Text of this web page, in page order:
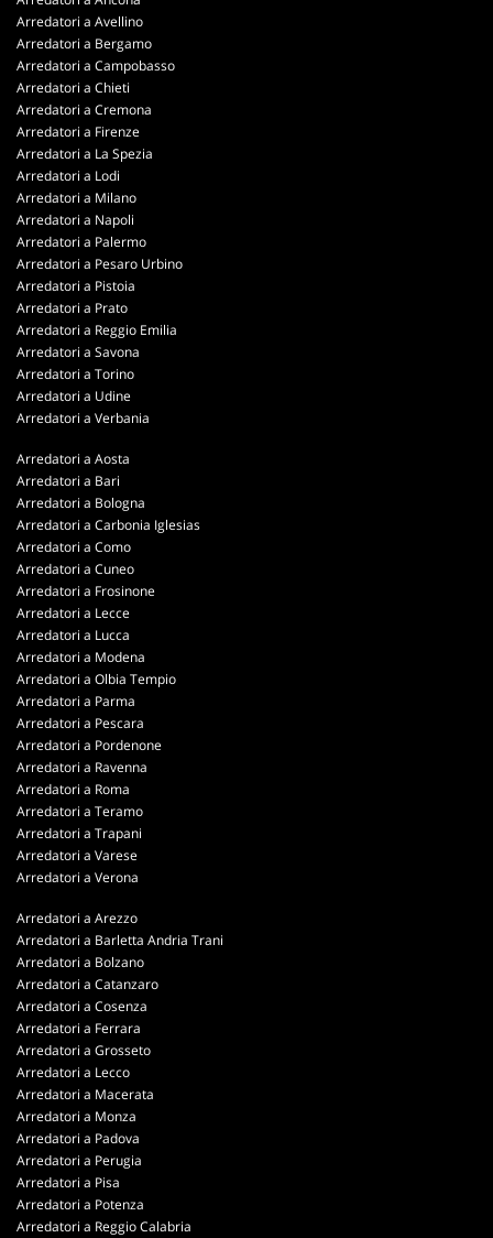
Arredatori a Avellino
Arredatori a Bergamo
Arredatori a Campobasso
Arredatori a Chieti
Arredatori a Cremona
Arredatori a Firenze
Arredatori a La Spezia
Arredatori a Lodi
Arredatori a Milano
Arredatori a Napoli
Arredatori a Palermo
Arredatori a Pesaro Urbino
Arredatori a Pistoia
Arredatori a Prato
Arredatori a Reggio Emilia
Arredatori a Savona
Arredatori a Torino
Arredatori a Udine
Arredatori a Verbania
Arredatori a Aosta
Arredatori a Bari
Arredatori a Bologna
Arredatori a Carbonia Iglesias
Arredatori a Como
Arredatori a Cuneo
Arredatori a Frosinone
Arredatori a Lecce
Arredatori a Lucca
Arredatori a Modena
Arredatori a Olbia Tempio
Arredatori a Parma
Arredatori a Pescara
Arredatori a Pordenone
Arredatori a Ravenna
Arredatori a Roma
Arredatori a Teramo
Arredatori a Trapani
Arredatori a Varese
Arredatori a Verona
Arredatori a Arezzo
Arredatori a Barletta Andria Trani
Arredatori a Bolzano
Arredatori a Catanzaro
Arredatori a Cosenza
Arredatori a Ferrara
Arredatori a Grosseto
Arredatori a Lecco
Arredatori a Macerata
Arredatori a Monza
Arredatori a Padova
Arredatori a Perugia
Arredatori a Pisa
Arredatori a Potenza
Arredatori a Reggio Calabria